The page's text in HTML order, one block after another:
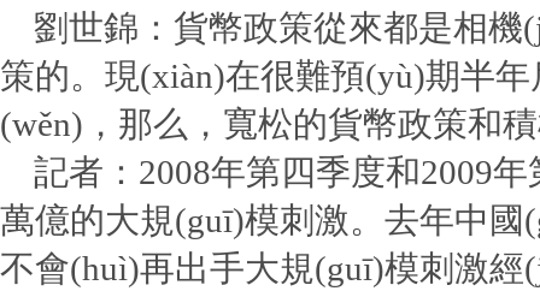
劉世錦：貨幣政策從來都是相機
策的。現(xiàn)在很難預(yù)期半
(wěn)，那么，寬松的貨幣政策和
記者：2008年第四季度和2009年
萬億的大規(guī)模刺激。去年中國
不會(huì)再出手大規(guī)模刺激